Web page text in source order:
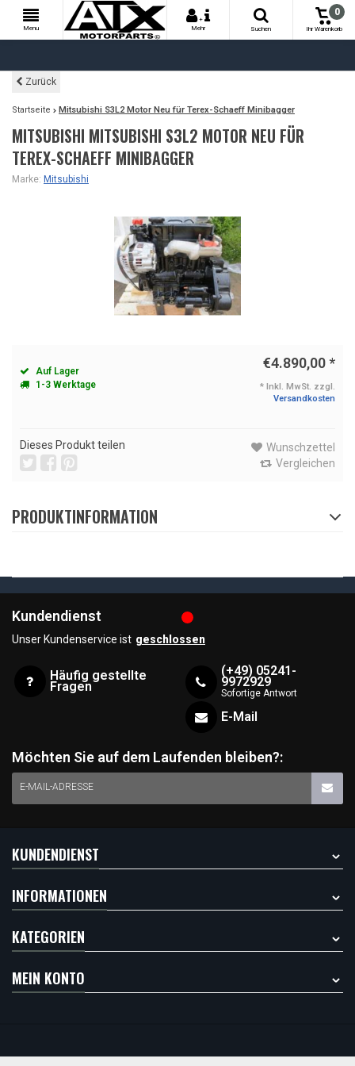
Menu
+
Mehr
Suchen
0
Ihr Warenkorb
Zurück
Startseite Mitsubishi S3L2 Motor Neu für Terex-Schaeff Minibagger
MITSUBISHI MITSUBISHI S3L2 MOTOR NEU FÜR
TEREX-SCHAEFF MINIBAGGER
Marke: Mitsubishi
Auf Lager
1-3 Werktage
€4.890,00*
* Inkl. MwSt. zzgl.
Versandkosten
Dieses Produkt teilen
Wunschzettel
Vergleichen
PRODUKTINFORMATION
Kundendienst
Unser Kundenservice ist geschlossen
Häufig gestellte
Fragen
(+49) 05241-
9972929
Sofortige Antwort
E-Mail
Möchten Sie auf dem Laufenden bleiben?:
E-MAIL-ADRESSE
KUNDENDIENST
INFORMATIONEN
KATEGORIEN
MEIN KONTO